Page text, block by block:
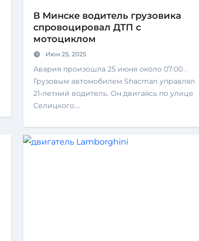
В Минске водитель грузовика
спровоцировал ДТП с
мотоциклом
Июн 25, 2025
Авария произошла 25 июня около 07:00 .
Грузовым автомобилем Shacman управлял
21-летний водитель. Он двигаясь по улице
Селицкого.…